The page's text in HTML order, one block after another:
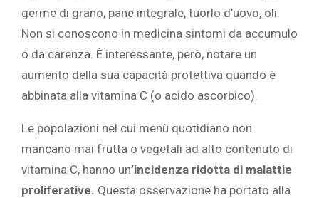
germe di grano, pane integrale, tuorlo d’uovo, oli.
Non si conoscono in medicina sintomi da accumulo
o da carenza. È interessante, però, notare un
aumento della sua capacità protettiva quando è
abbinata alla vitamina C (o acido ascorbico).
Le popolazioni nel cui menù quotidiano non
mancano mai frutta o vegetali ad alto contenuto di
vitamina C, hanno un’incidenza ridotta di malattie
proliferative. Questa osservazione ha portato alla